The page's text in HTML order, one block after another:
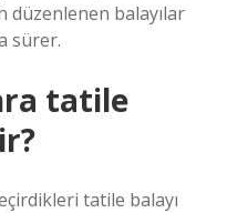
düzenlenen balayılar
sürer.
tatile
tatile balayı